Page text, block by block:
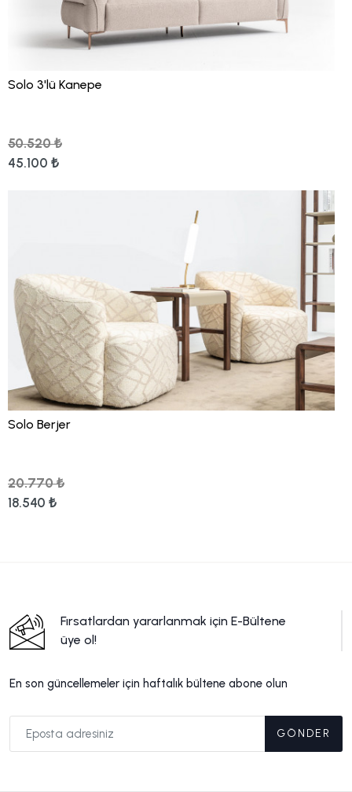
Solo 3'lü Kanepe
50.520 ₺
45.100 ₺
Solo Berjer
20.770 ₺
18.540 ₺
Fırsatlardan yararlanmak için E-Bültene
üye ol!
En son güncellemeler için haftalık bültene abone olun
GÖNDER